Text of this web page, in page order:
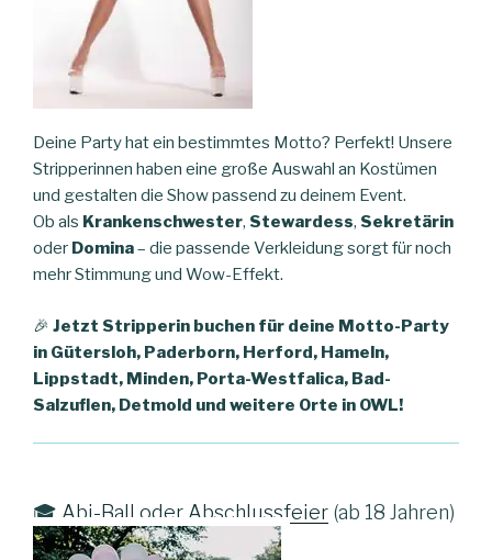
Deine Party hat ein bestimmtes Motto? Perfekt! Unsere
Stripperinnen haben eine große Auswahl an Kostümen
und gestalten die Show passend zu deinem Event.
Ob als Krankenschwester, Stewardess, Sekretärin
oder Domina– die passende Verkleidung sorgt für noch
mehr Stimmung und Wow-Effekt.
🎉 Jetzt Stripperin buchen für deine Motto-Party
in Gütersloh, Paderborn, Herford, Hameln,
Lippstadt, Minden, Porta-Westfalica, Bad-
Salzuflen, Detmold und weitere Orte in OWL!
🎓 Abi-Ball oder Abschlussfeier (ab 18 Jahren)